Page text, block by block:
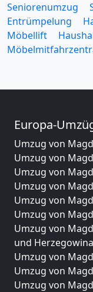
Seniorenumzug
Entrümpelung
Möbellift
Europa-
Umzug von
Umzug von
Umzug von
Umzug von
Umzug von
Umzug von
Umzug von
und Herzegowina
Umzug von
Umzug von
Umzug von